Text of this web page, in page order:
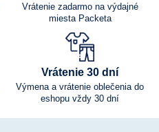
Vrátenie zadarmo na výdajné
miesta Packeta
Vrátenie 30 dní
Výmena a vrátenie oblečenia do
eshopu vždy 30 dní